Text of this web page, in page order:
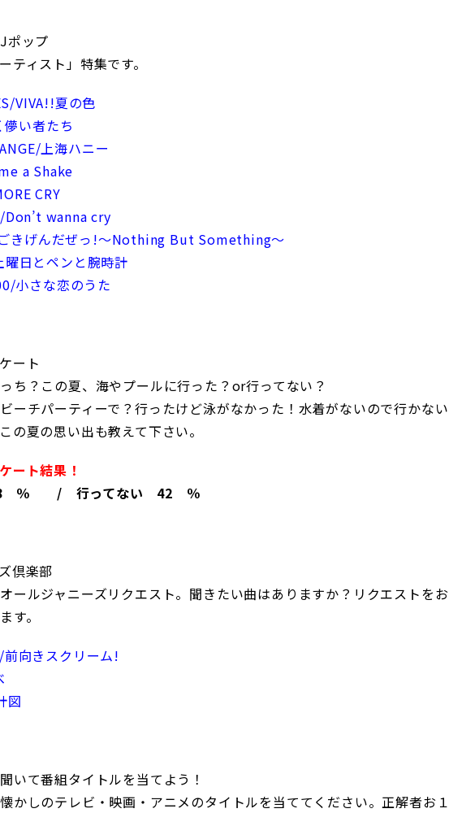
ポップ
ティスト」特集です。
VIVA!!夏の色
い者たち
上海ハニー
a Shake
CRY
Don’t wanna cry
きげんだぜっ!～Nothing But Something～
日とペンと腕時計
小さな恋のうた
ート
ち？この夏、海やプールに行った？or行ってない？
ーチパーティーで？行ったけど泳がなかった！水着がないので行かない
の夏の思い出も教えて下さい。
ート結果！
％ / 行ってない 42 ％
倶楽部
ールジャニーズリクエスト。聞きたい曲はありますか？リクエストをお
す。
向きスクリーム!
図
いて番組タイトルを当てよう！
かしのテレビ・映画・アニメのタイトルを当ててください。正解者お１